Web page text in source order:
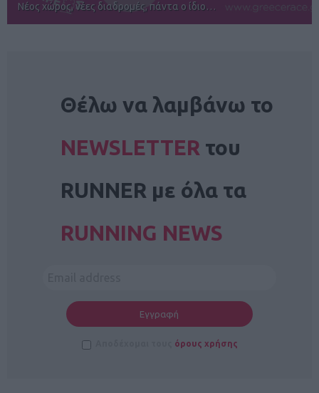
Αγώνες για όλους στην Ρόδο
Θέλω να λαμβάνω το
NEWSLETTER του
RUNNER με όλα τα
RUNNING NEWS
όρους χρήσης